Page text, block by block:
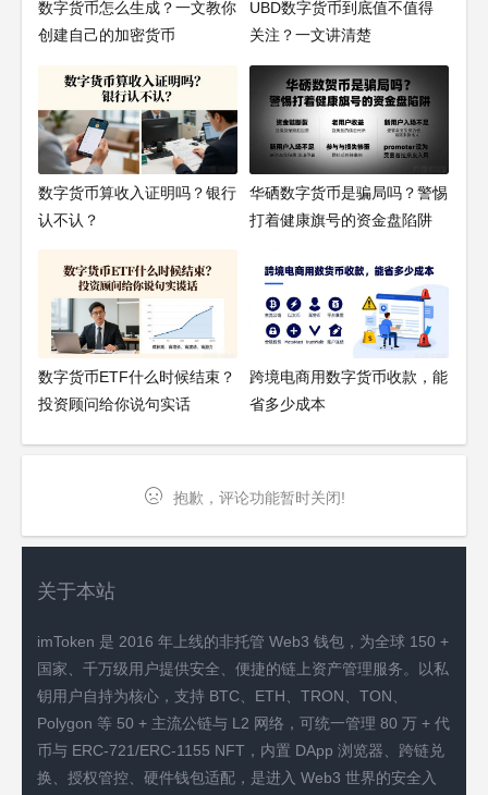
数字货币怎么生成？一文教你
创建自己的加密货币
UBD数字货币到底值不值得
关注？一文讲清楚
数字货币算收入证明吗？银行
认不认？
华硒数字货币是骗局吗？警惕
打着健康旗号的资金盘陷阱
数字货币ETF什么时候结束？
投资顾问给你说句实话
跨境电商用数字货币收款，能
省多少成本
抱歉，评论功能暂时关闭!
关于本站
imToken 是 2016 年上线的非托管 Web3 钱包，为全球 150 +
国家、千万级用户提供安全、便捷的链上资产管理服务。以私
钥用户自持为核心，支持 BTC、ETH、TRON、TON、
Polygon 等 50 + 主流公链与 L2 网络，可统一管理 80 万 + 代
币与 ERC-721/ERC-1155 NFT，内置 DApp 浏览器、跨链兑
换、授权管控、硬件钱包适配，是进入 Web3 世界的安全入